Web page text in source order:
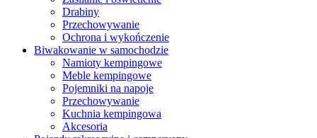
Drabiny
Przechowywanie
Ochrona i wykończenie
Biwakowanie w samochodzie
Namioty kempingowe
Meble kempingowe
Pojemniki na napoje
Przechowywanie
Kuchnia kempingowa
Akcesoria